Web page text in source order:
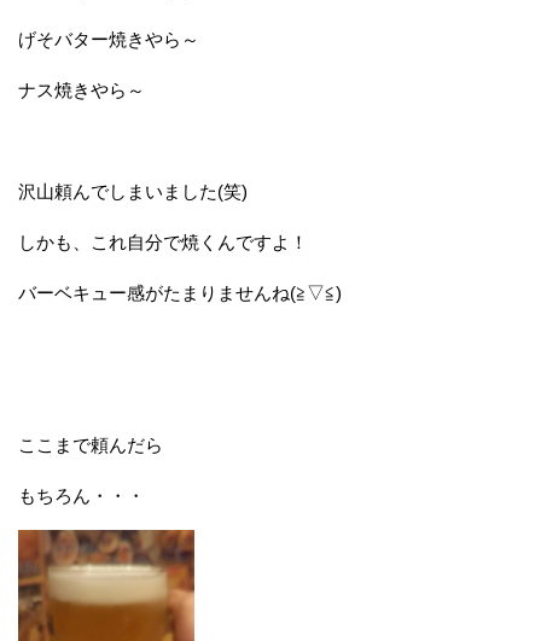
げそバター焼きやら～
ナス焼きやら～
沢山頼んでしまいました(笑)
しかも、これ自分で焼くんですよ！
バーベキュー感がたまりませんね(≧▽≦)
ここまで頼んだら
もちろん・・・